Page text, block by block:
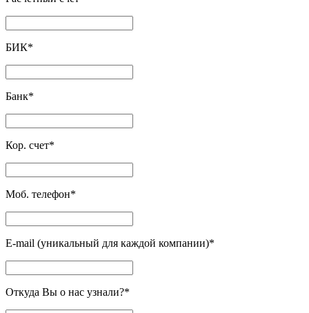
БИК*
Банк*
Кор. счет*
Моб. телефон*
E-mail (уникальный для каждой компании)*
Откуда Вы о нас узнали?*